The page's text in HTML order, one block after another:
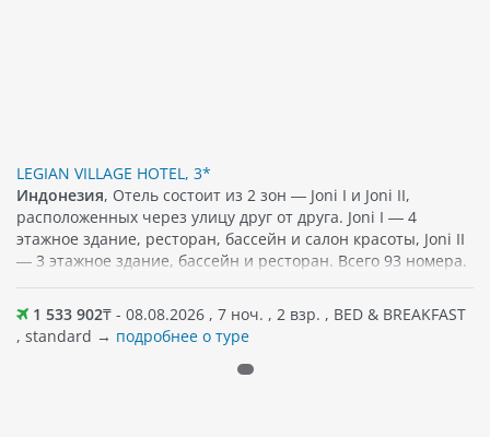
LEGIAN VILLAGE HOTEL, 3*
Индонезия, Отель состоит из 2 зон — Joni I и Joni II,
расположенных через улицу друг от друга. Joni I — 4
этажное здание, ресторан, бассейн и салон красоты, Joni II
— 3 этажное здание, бассейн и ресторан. Всего 93 номера.
1 533 902₸ - 08.08.2026 , 7 ноч. , 2 взр. , BED & BREAKFAST
, standard → подробнее о туре